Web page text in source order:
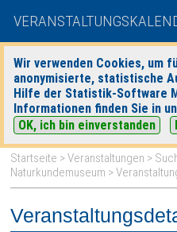
Wir verwenden Cookies, um
anonymisierte, statistische
Hilfe der Statistik-Software
Informationen finden Sie in
OK, ich bin einverstanden
Startseite >Veranstaltungen >
Naturkundemuseum >